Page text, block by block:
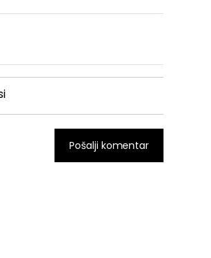
Pošalji komentar